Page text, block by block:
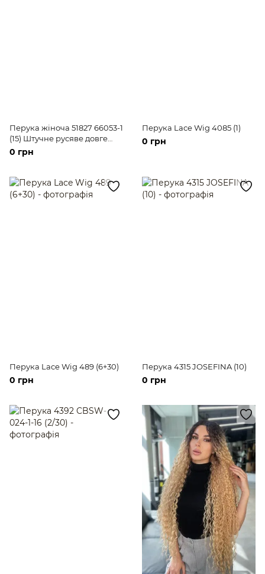
Перука жіноча 51827 66053-1
(15) Штучне русяве довге
волосся
0 грн
Перука Lace Wig 4085 (1)
0 грн
Перука Lace Wig 489 (6+30)
0 грн
Перука 4315 JOSEFINA (10)
0 грн